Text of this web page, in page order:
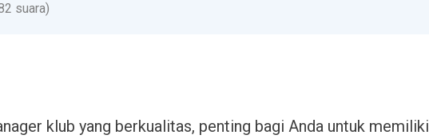
suara)
klub yang berkualitas, penting bagi Anda untuk memiliki